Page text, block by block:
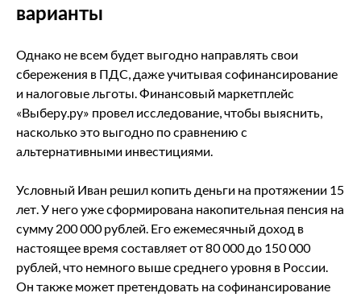
варианты
Однако не всем будет выгодно направлять свои
сбережения в ПДС, даже учитывая софинансирование
и налоговые льготы. Финансовый маркетплейс
«Выберу.ру» провел исследование, чтобы выяснить,
насколько это выгодно по сравнению с
альтернативными инвестициями.
Условный Иван решил копить деньги на протяжении 15
лет. У него уже сформирована накопительная пенсия на
сумму 200 000 рублей. Его ежемесячный доход в
настоящее время составляет от 80 000 до 150 000
рублей, что немного выше среднего уровня в России.
Он также может претендовать на софинансирование